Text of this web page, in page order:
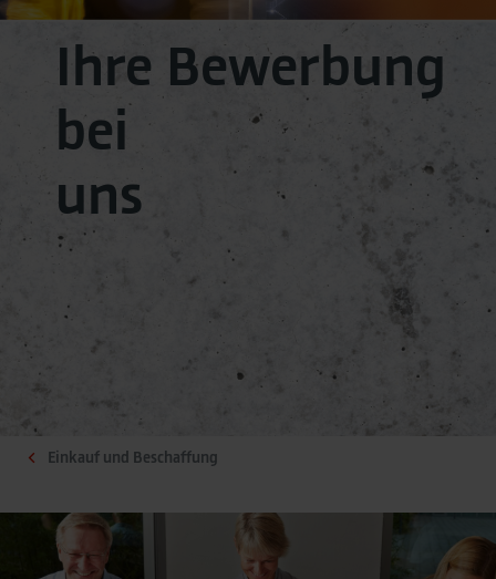
Ihre Bewerbung
bei
uns
Einkauf und Beschaffung